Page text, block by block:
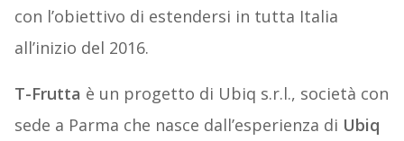
con l’obiettivo di estendersi in tutta Italia
all’inizio del 2016.
T-Frutta è un progetto di Ubiq s.r.l., società con
sede a Parma che nasce dall’esperienza di Ubiq